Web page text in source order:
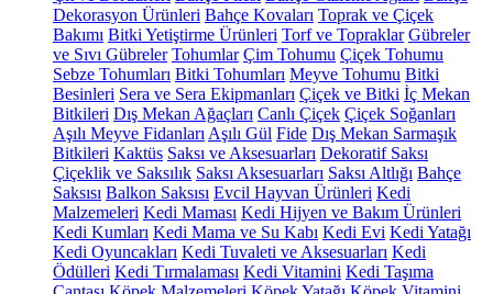
Dekorasyon Ürünleri Bahçe Kovaları Toprak ve Çiçek
Bakımı Bitki Yetiştirme Ürünleri Torf ve Topraklar Gübreler
ve Sıvı Gübreler Tohumlar Çim Tohumu Çiçek Tohumu
Sebze Tohumları Bitki Tohumları Meyve Tohumu Bitki
Besinleri Sera ve Sera Ekipmanları Çiçek ve Bitki İç Mekan
Bitkileri Dış Mekan Ağaçları Canlı Çiçek Çiçek Soğanları
Aşılı Meyve Fidanları Aşılı Gül Fide Dış Mekan Sarmaşık
Bitkileri Kaktüs Saksı ve Aksesuarları Dekoratif Saksı
Çiçeklik ve Saksılık Saksı Aksesuarları Saksı Altlığı Bahçe
Saksısı Balkon Saksısı Evcil Hayvan Ürünleri Kedi
Malzemeleri Kedi Maması Kedi Hijyen ve Bakım Ürünleri
Kedi Kumları Kedi Mama ve Su Kabı Kedi Evi Kedi Yatağı
Kedi Oyuncakları Kedi Tuvaleti ve Aksesuarları Kedi
Ödülleri Kedi Tırmalaması Kedi Vitamini Kedi Taşıma